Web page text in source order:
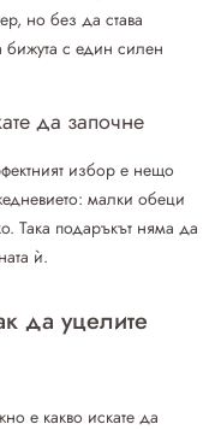
но без да става
с един силен
да започне
избор е нещо
малки обеци
Така подаръкът няма да
ѝ.
да уцелите
е какво искате да